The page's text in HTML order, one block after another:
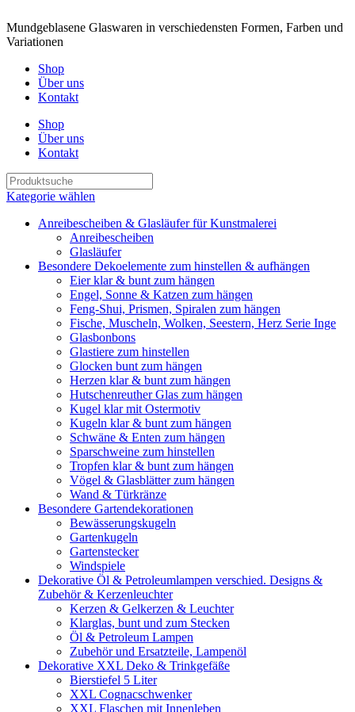
Mundgeblasene Glaswaren in verschiedensten Formen, Farben und
Variationen
Shop
Über uns
Kontakt
Shop
Über uns
Kontakt
Kategorie wählen
Anreibescheiben & Glasläufer für Kunstmalerei
Anreibescheiben
Glasläufer
Besondere Dekoelemente zum hinstellen & aufhängen
Eier klar & bunt zum hängen
Engel, Sonne & Katzen zum hängen
Feng-Shui, Prismen, Spiralen zum hängen
Fische, Muscheln, Wolken, Seestern, Herz Serie Inge
Glasbonbons
Glastiere zum hinstellen
Glocken bunt zum hängen
Herzen klar & bunt zum hängen
Hutschenreuther Glas zum hängen
Kugel klar mit Ostermotiv
Kugeln klar & bunt zum hängen
Schwäne & Enten zum hängen
Sparschweine zum hinstellen
Tropfen klar & bunt zum hängen
Vögel & Glasblätter zum hängen
Wand & Türkränze
Besondere Gartendekorationen
Bewässerungskugeln
Gartenkugeln
Gartenstecker
Windspiele
Dekorative Öl & Petroleumlampen verschied. Designs &
Zubehör & Kerzenleuchter
Kerzen & Gelkerzen & Leuchter
Klarglas, bunt und zum Stecken
Öl & Petroleum Lampen
Zubehör und Ersatzteile, Lampenöl
Dekorative XXL Deko & Trinkgefäße
Bierstiefel 5 Liter
XXL Cognacschwenker
XXL Flaschen mit Innenleben